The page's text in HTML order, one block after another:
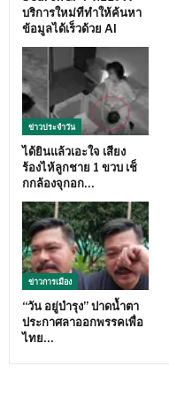
บริการใหม่ทีทำให้ค้นหา
ข้อมูลได้เร็วด้วย AI
ข่าวประจำวัน
ได้ยินแล้วเอะใจ เสียง
ร้องไห้ลูกชาย 1 ขวบ เช็
กกล้องจุกอก…
ข่าวการเมือง
“วัน อยู่บำรุง” ปาดน้ำตา
ประกาศลาออกพรรคเพื่อ
ไทย…